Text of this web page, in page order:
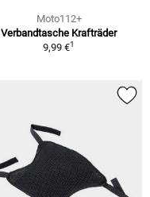
Moto112+
Verbandtasche Krafträder
9,99 €1